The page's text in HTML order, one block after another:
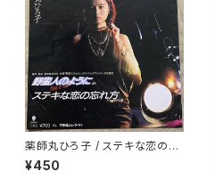
薬師丸ひろ子 / ステキな恋の忘
れ方
¥450